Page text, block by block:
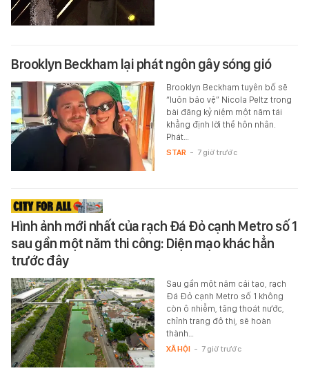
Brooklyn Beckham lại phát ngôn gây sóng gió
Brooklyn Beckham tuyên bố sẽ
“luôn bảo vệ” Nicola Peltz trong
bài đăng kỷ niệm một năm tái
khẳng định lời thề hôn nhân.
Phát…
STAR - 7 giờ trước
Hình ảnh mới nhất của rạch Đá Đỏ cạnh Metro số 1
sau gần một năm thi công: Diện mạo khác hẳn
trước đây
Sau gần một năm cải tạo, rạch
Đá Đỏ cạnh Metro số 1 không
còn ô nhiễm, tăng thoát nước,
chỉnh trang đô thị, sẽ hoàn
thành…
XÃ HỘI - 7 giờ trước